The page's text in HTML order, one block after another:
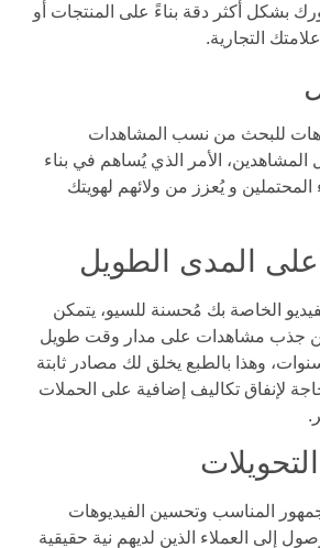
بشكل أكثر دقة بناءً على المنتجات أو
التجارية.
للبحث من نسب المشاهدات
المشاهدين، الأمر الذي يُساهم في بناء
المحتملين و يُعزز من ولائهم لهويتك
على المدى الطويل
الخاصة بك مُحسنة للسيو، يتمكن
من جذب مشاهدات على مدار وقت طويل
وهذا بالطبع يخلق لك مصادر ثابتة
لإنفاق تكاليف إضافية على الحملات
المناسب وتحسين الفيديوهات
إلى العملاء الذين لديهم نية حقيقية